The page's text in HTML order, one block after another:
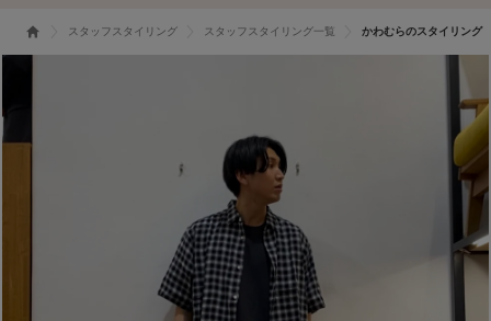
スタッフスタイリング スタッフスタイリング一覧 かわむらのスタイリング